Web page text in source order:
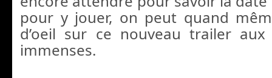
pour y jouer, on peut quand
d’oeil sur ce nouveau trailer
immenses.